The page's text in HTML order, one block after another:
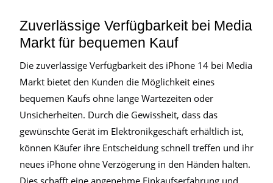
Zuverlässige Verfügbarkeit bei Media
Markt für bequemen Kauf
Die zuverlässige Verfügbarkeit des iPhone 14 bei Media
Markt bietet den Kunden die Möglichkeit eines
bequemen Kaufs ohne lange Wartezeiten oder
Unsicherheiten. Durch die Gewissheit, dass das
gewünschte Gerät im Elektronikgeschäft erhältlich ist,
können Käufer ihre Entscheidung schnell treffen und ihr
neues iPhone ohne Verzögerung in den Händen halten.
Dies schafft eine angenehme Einkaufserfahrung und